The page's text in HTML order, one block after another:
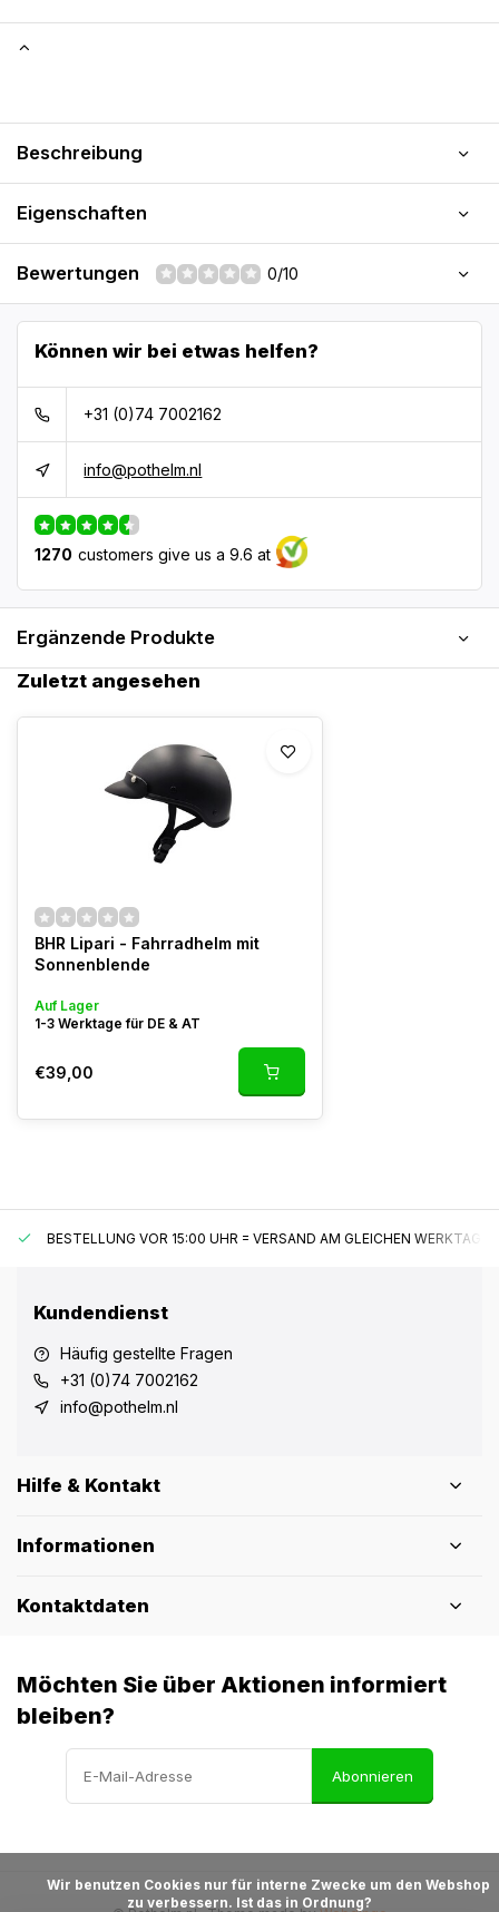
Beschreibung
Eigenschaften
Bewertungen 0/10
Können wir bei etwas helfen?
+31 (0)74 7002162
info@pothelm.nl
1270 customers give us a 9.6 at
Ergänzende Produkte
Zuletzt angesehen
BHR Lipari - Fahrradhelm mit
Sonnenblende
Auf Lager
1-3 Werktage für DE & AT
€39,00
BESTELLUNG VOR 15:00 UHR = VERSAND AM GLEICHEN WERKTAG*
Kundendienst
Häufig gestellte Fragen
+31 (0)74 7002162
info@pothelm.nl
Hilfe & Kontakt
Informationen
Kontaktdaten
Möchten Sie über Aktionen informiert
bleiben?
Abonnieren
zu verbessern. Ist das in Ordnung?